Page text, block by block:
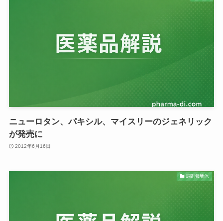
ニューロタン、パキシル、マイスリーのジェネリック
が発売に
2012年6月16日
調剤報酬他